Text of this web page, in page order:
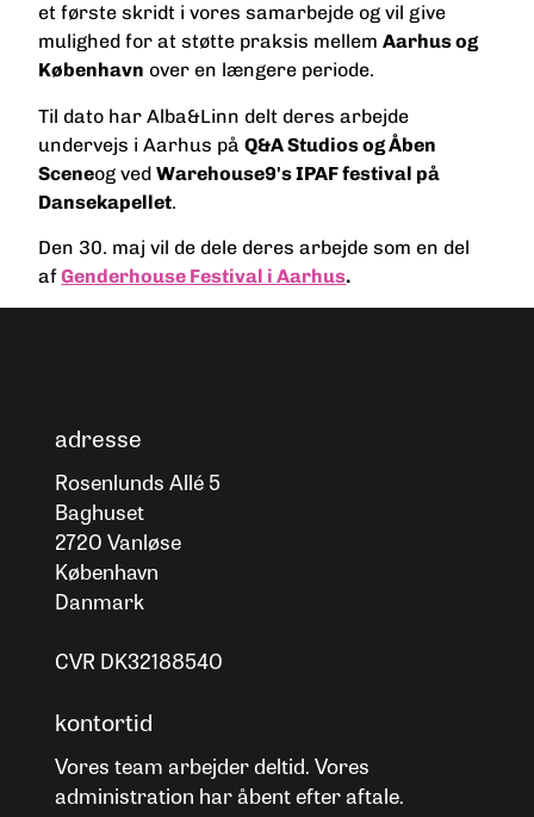
et første skridt i vores samarbejde og vil give
mulighed for at støtte praksis mellemAarhus og
København over en længere periode.
Til dato har Alba&Linn delt deres arbejde
undervejs i Aarhus påQ&A Studios og Åben
Sceneog vedWarehouse9's IPAF festival på
Dansekapellet.
Den 30. maj vil de dele deres arbejde som en del
afGenderhouse Festival i Aarhus.
adresse
Rosenlunds Allé 5
Baghuset
2720 Vanløse
København
Danmark
CVR DK32188540
kontortid
Vores team arbejder deltid. Vores
administration har åbent efter aftale.